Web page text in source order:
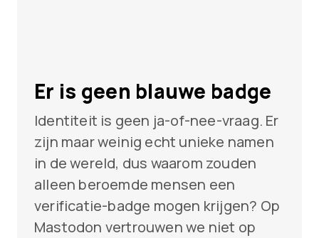
Er is geen blauwe badge
Identiteit is geen ja-of-nee-vraag. Er
zijn maar weinig echt unieke namen
in de wereld, dus waarom zouden
alleen beroemde mensen een
verificatie-badge mogen krijgen? Op
Mastodon vertrouwen we niet op